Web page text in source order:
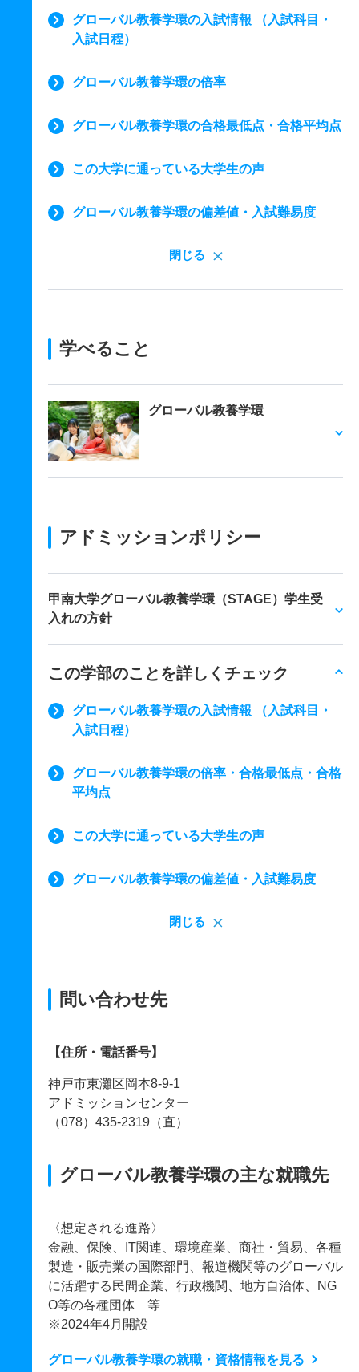
グローバル教養学環の入試情報 （入試科目・
入試日程）
グローバル教養学環の倍率
グローバル教養学環の合格最低点・合格平均点
この大学に通っている大学生の声
グローバル教養学環の偏差値・入試難易度
閉じる
学べること
グローバル教養学環
アドミッションポリシー
甲南大学グローバル教養学環（STAGE）学生受
入れの方針
この学部のことを詳しくチェック
グローバル教養学環の入試情報 （入試科目・
入試日程）
グローバル教養学環の倍率・合格最低点・合格
平均点
この大学に通っている大学生の声
グローバル教養学環の偏差値・入試難易度
閉じる
問い合わせ先
【住所・電話番号】
神戸市東灘区岡本8-9-1
アドミッションセンター
（078）435-2319（直）
グローバル教養学環の主な就職先
〈想定される進路〉
金融、保険、IT関連、環境産業、商社・貿易、各種
製造・販売業の国際部門、報道機関等のグローバル
に活躍する民間企業、行政機関、地方自治体、NG
O等の各種団体 等
※2024年4月開設
グローバル教養学環の就職・資格情報を見る